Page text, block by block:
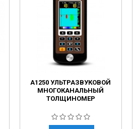
А1250 УЛЬТРАЗВУКОВОЙ
МНОГОКАНАЛЬНЫЙ
ТОЛЩИНОМЕР